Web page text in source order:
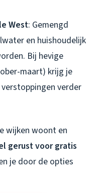
West: Gemengd
en huishoudelijk
Bij hevige
maart) krijg je
verder
wijken woont en
gerust voor gratis
je door de opties